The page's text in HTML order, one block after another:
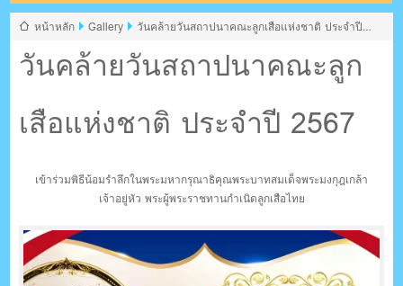
ตรัง กระบี่
ระบบบริหารจัดการเว็บไซต์ (CMS) ด้วย Ajax โดยคนไทย
วันคล้ายวันสถาปนาคณะลูก
เสือแห่งชาติ ประจำปี 2567
หน้าหลัก Gallery
วันคล้ายวันสถาปนาคณะลูกเสือแห่งชาติ ประจำปี
เข้าร่วมพิธีน้อมรำลึกในพระมหากรุณาธิคุณพระบาทสมเด็จพระมงกุฎเกล้า
เจ้าอยู่หัว พระผู้พระราชทานกำเนิดลูกเสือไทย